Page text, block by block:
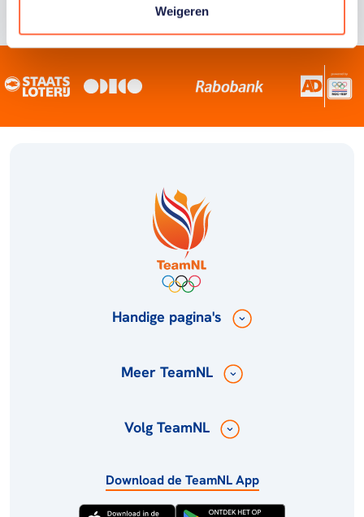
Weigeren
Handige pagina's
Meer TeamNL
Volg TeamNL
Download de TeamNL App